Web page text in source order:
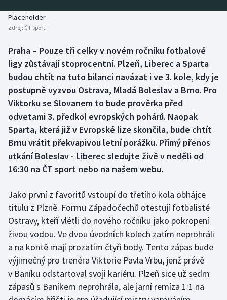
Biatlon
Box
Curling
Dostihy
Florbal
Futsal
Gymnastika
Házená
Jezdectví
Judo
Aplikace ČT sport
Placeholder
Zdroj: ČT sport
Praha – Pouze tři celky v novém ročníku fotbalové
ligy zůstávají stoprocentní. Plzeň, Liberec a Sparta
budou chtít na tuto bilanci navázat i ve 3. kole, kdy je
postupně vyzvou Ostrava, Mladá Boleslav a Brno. Pro
Viktorku se Slovanem to bude prověrka před
odvetami 3. předkol evropských pohárů. Naopak
Sparta, která již v Evropské lize skončila, bude chtít
Brnu vrátit překvapivou letní porážku. Přímý přenos
utkání Boleslav - Liberec sledujte živě v neděli od
16:30 na ČT sport nebo na našem webu.
Jako první z favoritů vstoupí do třetího kola obhájce
titulu z Plzně. Formu Západočechů otestují fotbalisté
Ostravy, kteří vlétli do nového ročníku jako pokropení
živou vodou. Ve dvou úvodních kolech zatím neprohráli
a na kontě mají prozatím čtyři body. Tento zápas bude
výjimečný pro trenéra Viktorie Pavla Vrbu, jenž právě
v Baníku odstartoval svoji kariéru. Plzeň sice už sedm
zápasů s Baníkem neprohrála, ale jarní remíza 1:1 na